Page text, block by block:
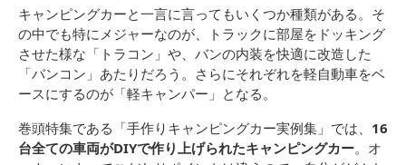
キャンピングカーと一言に言ってもいくつか種類がある。そ
の中でも特にメジャーなのが、トラックに部屋をドッキング
させた様な「トラコン」や、バンの内装を快適に改造した
「バンコン」あたりだろう。さらにそれぞれを軽自動車をベ
ースにするのが「軽キャンパー」となる。
巻頭特集である「手作りキャンピングカー実例集」では、 16
台全ての車両がDIYで作り上げられたキャンピングカー。オ